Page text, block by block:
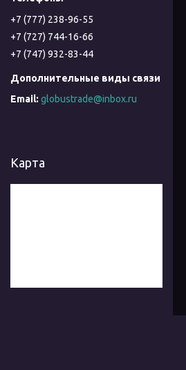
+7 (777) 238-96-55
+7 (727) 744-16-66
+7 (747) 932-83-44
globustrade@inbox.ru
Карта